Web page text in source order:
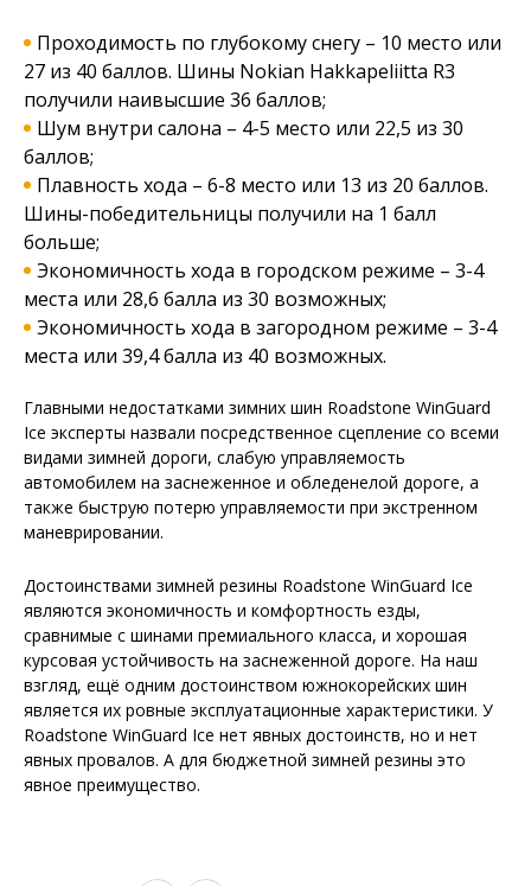
Проходимость по глубокому снегу – 10 место или
27 из 40 баллов. Шины Nokian Hakkapeliitta R3
получили наивысшие 36 баллов;
Шум внутри салона – 4-5 место или 22,5 из 30
баллов;
Плавность хода – 6-8 место или 13 из 20 баллов.
Шины-победительницы получили на 1 балл
больше;
Экономичность хода в городском режиме – 3-4
места или 28,6 балла из 30 возможных;
Экономичность хода в загородном режиме – 3-4
места или 39,4 балла из 40 возможных.
Главными недостатками зимних шин Roadstone WinGuard
Ice эксперты назвали посредственное сцепление со всеми
видами зимней дороги, слабую управляемость
автомобилем на заснеженное и обледенелой дороге, а
также быструю потерю управляемости при экстренном
маневрировании.
Достоинствами зимней резины Roadstone WinGuard Ice
являются экономичность и комфортность езды,
сравнимые с шинами премиального класса, и хорошая
курсовая устойчивость на заснеженной дороге. На наш
взгляд, ещё одним достоинством южнокорейских шин
является их ровные эксплуатационные характеристики. У
Roadstone WinGuard Ice нет явных достоинств, но и нет
явных провалов. А для бюджетной зимней резины это
явное преимущество.